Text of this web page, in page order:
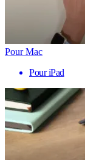
Pour Mac
Pour iPad